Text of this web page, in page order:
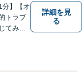
分】【オ
トラブ
てみな
くださ
詳細を見
る